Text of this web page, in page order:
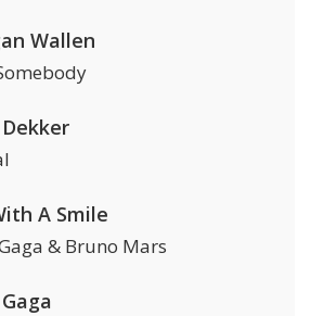
Wallen
A Smile
& Bruno Mars